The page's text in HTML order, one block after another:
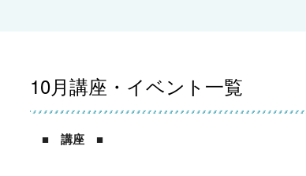
10月講座・イベント一覧
■ 講座 ■